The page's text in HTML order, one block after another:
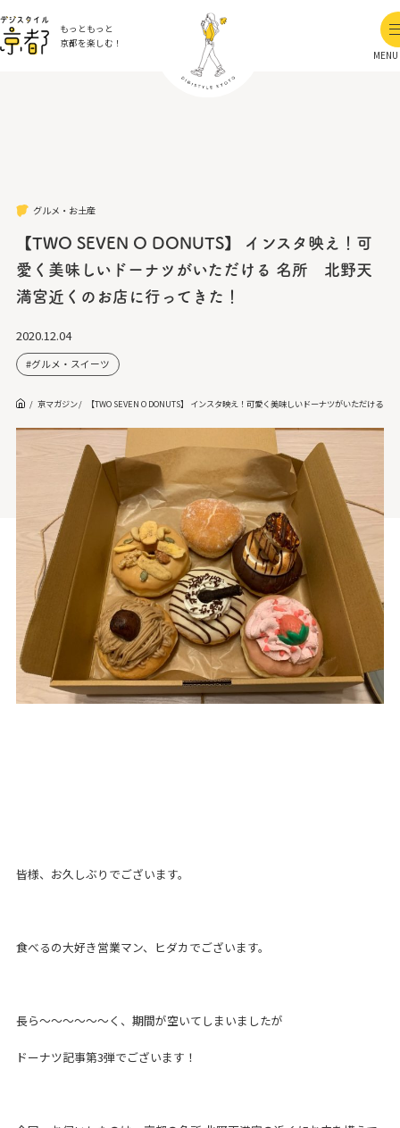
もっともっと
京都を楽しむ！
MENU
グルメ・お土産
【TWO SEVEN O DONUTS】 インスタ映え！可
愛く美味しいドーナツがいただける 名所 北野天
満宮近くのお店に行ってきた！
2020.12.04
グルメ・スイーツ
京マガジン 【TWO SEVEN O DONUTS】 インスタ映え！可愛く美味しいドーナツがいただける
皆様、お久しぶりでございます。
食べるの大好き営業マン、ヒダカでございます。
長ら～～～～～～く、期間が空いてしまいましたが
ドーナツ記事第3弾でございます！